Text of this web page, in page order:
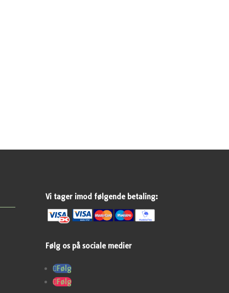
Vi tager imod følgende betaling:
Følg os på sociale medier
Følg
Følg